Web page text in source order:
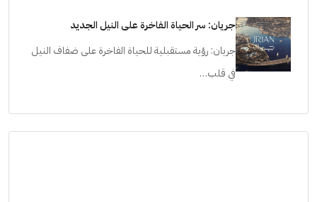
جريان: سر الحياة الفاخرة على النيل الجديد
جريان: رؤية مستقبلية للحياة الفاخرة على ضفاف النيل
في قلب…